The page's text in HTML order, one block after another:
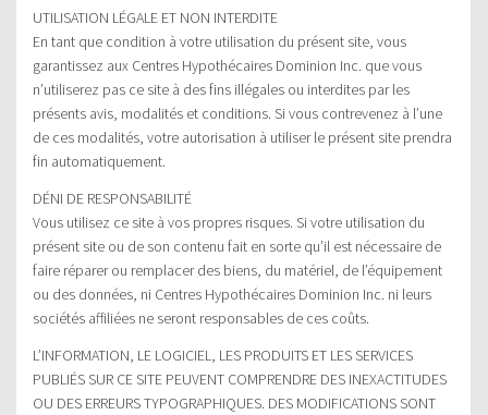
UTILISATION LÉGALE ET NON INTERDITE
En tant que condition à votre utilisation du présent site, vous
garantissez aux Centres Hypothécaires Dominion Inc. que vous
n’utiliserez pas ce site à des fins illégales ou interdites par les
présents avis, modalités et conditions. Si vous contrevenez à l’une
de ces modalités, votre autorisation à utiliser le présent site prendra
fin automatiquement.
DÉNI DE RESPONSABILITÉ
Vous utilisez ce site à vos propres risques. Si votre utilisation du
présent site ou de son contenu fait en sorte qu’il est nécessaire de
faire réparer ou remplacer des biens, du matériel, de l’équipement
ou des données, ni Centres Hypothécaires Dominion Inc. ni leurs
sociétés affiliées ne seront responsables de ces coûts.
L’INFORMATION, LE LOGICIEL, LES PRODUITS ET LES SERVICES
PUBLIÉS SUR CE SITE PEUVENT COMPRENDRE DES INEXACTITUDES
OU DES ERREURS TYPOGRAPHIQUES. DES MODIFICATIONS SONT